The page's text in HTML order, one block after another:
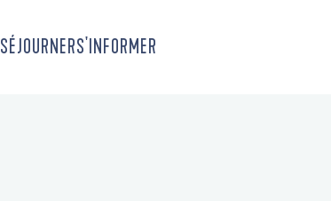
SÉJOURNERS'INFORMER